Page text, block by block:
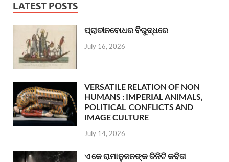
LATEST POSTS
ପ୍ରାଚୀନବୋଧର ବିରୁଦ୍ଧରେ
July 16, 2026
VERSATILE RELATION OF NON
HUMANS : IMPERIAL ANIMALS,
POLITICAL CONFLICTS AND
IMAGE CULTURE
July 14, 2026
ଏ କେ ରାମାନୁଜନଙ୍କ ତିନିଟି କବିତା